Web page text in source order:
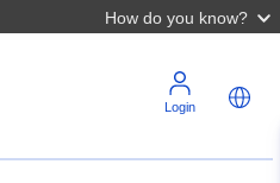
How do you know?
Login